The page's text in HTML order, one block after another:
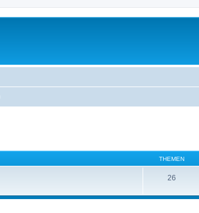
THEMEN
26